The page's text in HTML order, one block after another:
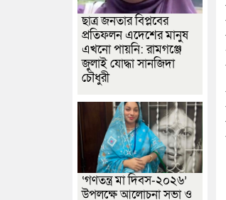
ছাত্র জনতার বিপ্লবের
প্রতিফলন এদেশের মানুষ
এখনো পায়নি: রামগঞ্জে
জুলাই যোদ্ধা সানজিদা
চৌধুরী
‘গণতন্ত্র মা দিবস-২০২৬’
উপলক্ষে আলোচনা সভা ও